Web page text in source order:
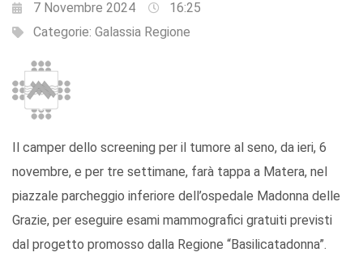
7 Novembre 2024
16:25
Categorie: Galassia Regione
Il camper dello screening per il tumore al seno, da ieri, 6
novembre, e per tre settimane, farà tappa a Matera, nel
piazzale parcheggio inferiore dell’ospedale Madonna delle
Grazie, per eseguire esami mammografici gratuiti previsti
dal progetto promosso dalla Regione “Basilicatadonna”.